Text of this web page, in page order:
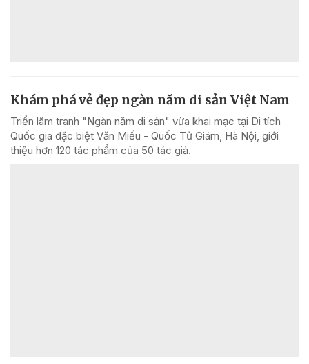
Khám phá vẻ đẹp ngàn năm di sản Việt Nam
Triển lãm tranh "Ngàn năm di sản" vừa khai mạc tại Di tích
Quốc gia đặc biệt Văn Miếu - Quốc Tử Giám, Hà Nội, giới
thiệu hơn 120 tác phẩm của 50 tác giả.